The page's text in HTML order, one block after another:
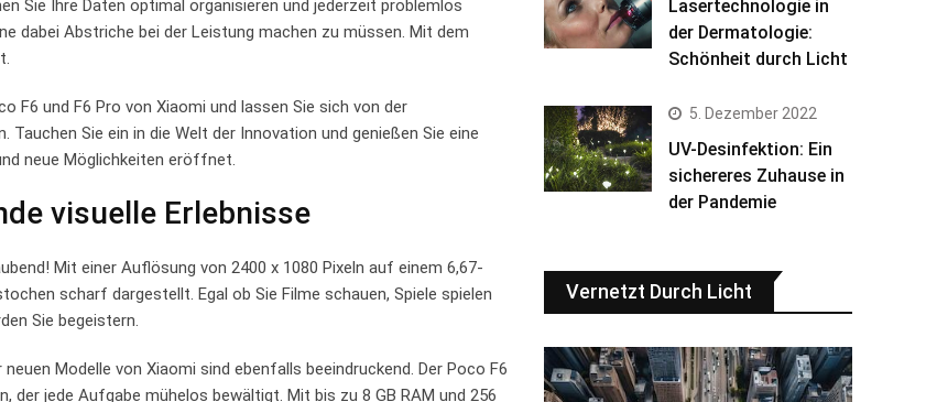
Sie Ihre Daten optimal organisieren und jederzeit problemlos
dabei Abstriche bei der Leistung machen zu müssen. Mit dem
F6 und F6 Pro von Xiaomi und lassen Sie sich von der
Sie ein in die Welt der Innovation und genießen Sie eine
neue Möglichkeiten eröffnet.
visuelle Erlebnisse
Mit einer Auflösung von 2400 x 1080 Pixeln auf einem 6,67-
scharf dargestellt. Egal ob Sie Filme schauen, Spiele spielen
Sie begeistern.
neuen Modelle von Xiaomi sind ebenfalls beeindruckend. Der Poco F6
jede Aufgabe mühelos bewältigt. Mit bis zu 8 GB RAM und 256
Lasertechnologie in
der Dermatologie:
Schönheit durch Licht
5. Dezember 2022
UV-Desinfektion: Ein
sichereres Zuhause in
der Pandemie
Vernetzt Durch Licht